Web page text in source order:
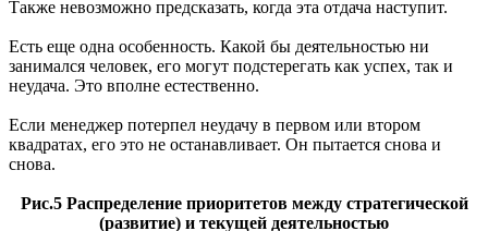
Также невозможно предсказать, когда эта отдача наступит.
Есть еще одна особенность. Какой бы деятельностью ни
занимался человек, его могут подстерегать как успех, так и
неудача. Это вполне естественно.
Если менеджер потерпел неудачу в первом или втором
квадратах, его это не останавливает. Он пытается снова и
снова.
Рис.5 Распределение приоритетов между стратегической
(развитие) и текущей деятельностью